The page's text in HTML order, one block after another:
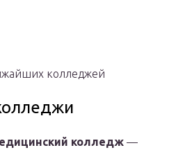
колледжей
колледж —